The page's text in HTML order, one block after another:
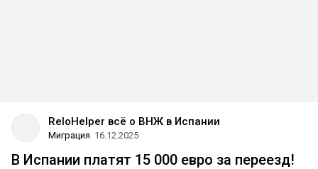
ReloHelper всё о ВНЖ в Испании
Миграция 16.12.2025
В Испании платят 15 000 евро за переезд!